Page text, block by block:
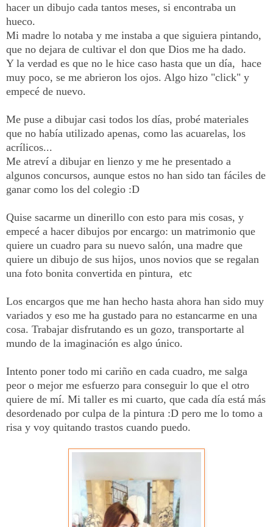
hacer un dibujo cada tantos meses, si encontraba un
hueco.
Mi madre lo notaba y me instaba a que siguiera pintando,
que no dejara de cultivar el don que Dios me ha dado.
Y la verdad es que no le hice caso hasta que un día, hace
muy poco, se me abrieron los ojos. Algo hizo "click" y
empecé de nuevo.
Me puse a dibujar casi todos los días, probé materiales
que no había utilizado apenas, como las acuarelas, los
acrílicos...
Me atreví a dibujar en lienzo y me he presentado a
algunos concursos, aunque estos no han sido tan fáciles de
ganar como los del colegio :D
Quise sacarme un dinerillo con esto para mis cosas, y
empecé a hacer dibujos por encargo: un matrimonio que
quiere un cuadro para su nuevo salón, una madre que
quiere un dibujo de sus hijos, unos novios que se regalan
una foto bonita convertida en pintura, etc
Los encargos que me han hecho hasta ahora han sido muy
variados y eso me ha gustado para no estancarme en una
cosa. Trabajar disfrutando es un gozo, transportarte al
mundo de la imaginación es algo único.
Intento poner todo mi cariño en cada cuadro, me salga
peor o mejor me esfuerzo para conseguir lo que el otro
quiere de mí. Mi taller es mi cuarto, que cada día está más
desordenado por culpa de la pintura :D pero me lo tomo a
risa y voy quitando trastos cuando puedo.